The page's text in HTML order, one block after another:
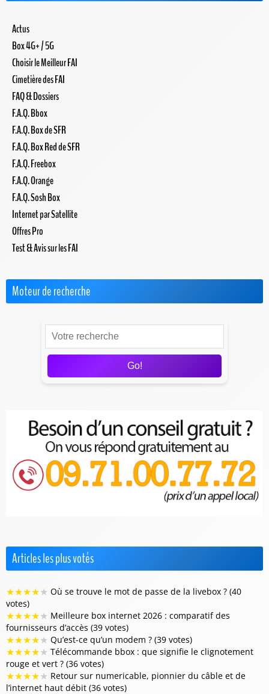
Actus
Box 4G+ / 5G
Choisir le Meilleur FAI
Cimetière des FAI
FAQ & Dossiers
F.A.Q. Bbox
F.A.Q. Box de SFR
F.A.Q. Box Red de SFR
F.A.Q. Freebox
F.A.Q. Orange
F.A.Q. Sosh Box
Internet par Satellite
Offres Pro
Test & Avis sur les FAI
Moteur de recherche
Go!
Articles les plus votés
★★★★★ Où se trouve le mot de passe de la livebox ? (40
votes)
★★★★★ Meilleure box internet 2026 : comparatif des
fournisseurs d’accès (39 votes)
★★★★★ Qu’est-ce qu’un modem ? (39 votes)
★★★★★ Télécommande bbox : que signifie le clignotement
rouge et vert ? (36 votes)
★★★★★ Retour sur numericable, pionnier du câble et de
l’internet haut débit (36 votes)